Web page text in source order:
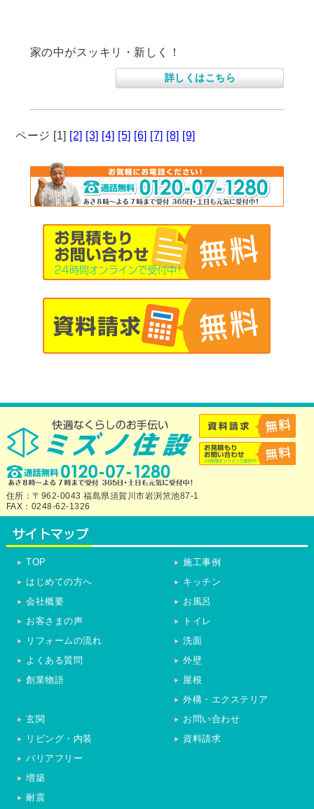
家の中がスッキリ・新しく！
詳しくはこちら
ページ [1] [2] [3] [4] [5] [6] [7] [8] [9]
住所：〒962-0043 福島県須賀川市岩渕笊池87-1
FAX：0248-62-1326
TOP
はじめての方へ
会社概要
お客さまの声
リフォームの流れ
よくある質問
創業物語
施工事例
キッチン
お風呂
トイレ
洗面
外壁
屋根
外構・エクステリア
玄関
リビング・内装
バリアフリー
増築
耐震
お問い合わせ
資料請求